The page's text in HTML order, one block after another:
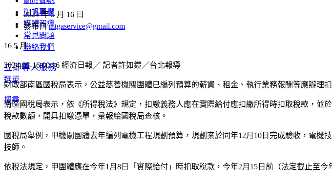
御帆專欄
媒體報導
常見問題
聯絡我們
立即專人服務
選單
搜尋
2024 年 5 月 16 日
發布自 mtgaservice@gmail.com
16 5 月
2024-05-16 00:16 經濟日報／ 記者許如鎧／台北報導
財政部南區國稅局表示，公益慈善機關團體已編列預算的薪資、租金、執行業務報酬等應辦理
南區國稅局表示，依《所得稅法》規定，扣繳義務人應在實際給付應扣繳所得時扣取稅款，
稅款數額，開具扣繳憑單，彙報給國稅局查核。
國稅局舉例，甲機關團體去年編列電機工程規劃預算，規劃案於同年12月10日完成驗收，電
技師。
依稅法規定，甲團體應在今年1月8日「實際給付」時扣取稅款，今年2月15日前（法定截止至